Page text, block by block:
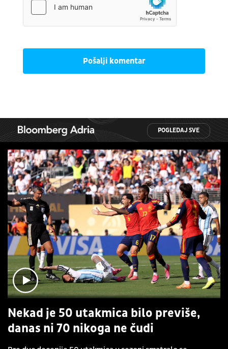
Pošalji komentar
POGLEDAJ SVE
Nekad je 50 utakmica bilo previše,
danas ni 70 nikoga ne čudi